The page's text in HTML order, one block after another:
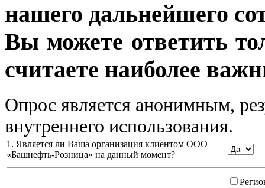
нашего дальнейшего
Вы можете ответить
считаете наиболее
Опрос является анонимным,
внутреннего использования.
1. Является ли Ваша организация клиентом ООО
«Башнефть-Розница» на данный момент?